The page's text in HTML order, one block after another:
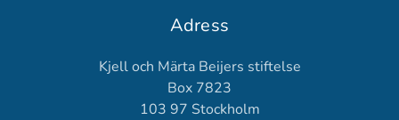
Adress
Kjell och Märta Beijers stiftelse
Box 7823
103 97 Stockholm